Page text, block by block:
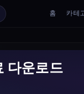
홈 카테
다운로드